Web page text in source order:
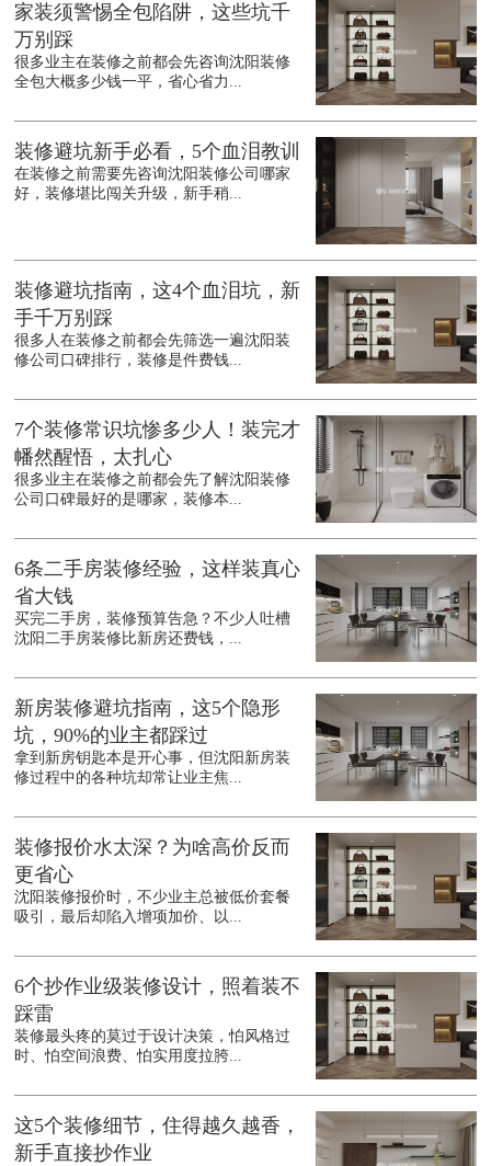
家装须警惕全包陷阱，这些坑千
万别踩
很多业主在装修之前都会先咨询沈阳装修
全包大概多少钱一平，省心省力...
装修避坑新手必看，5个血泪教训
在装修之前需要先咨询沈阳装修公司哪家
好，装修堪比闯关升级，新手稍...
装修避坑指南，这4个血泪坑，新
手千万别踩
很多人在装修之前都会先筛选一遍沈阳装
修公司口碑排行，装修是件费钱...
7个装修常识坑惨多少人！装完才
幡然醒悟，太扎心
很多业主在装修之前都会先了解沈阳装修
公司口碑最好的是哪家，装修本...
6条二手房装修经验，这样装真心
省大钱
买完二手房，装修预算告急？不少人吐槽
沈阳二手房装修比新房还费钱，...
新房装修避坑指南，这5个隐形
坑，90%的业主都踩过
拿到新房钥匙本是开心事，但沈阳新房装
修过程中的各种坑却常让业主焦...
装修报价水太深？为啥高价反而
更省心
沈阳装修报价时，不少业主总被低价套餐
吸引，最后却陷入增项加价、以...
6个抄作业级装修设计，照着装不
踩雷
装修最头疼的莫过于设计决策，怕风格过
时、怕空间浪费、怕实用度拉胯...
这5个装修细节，住得越久越香，
新手直接抄作业